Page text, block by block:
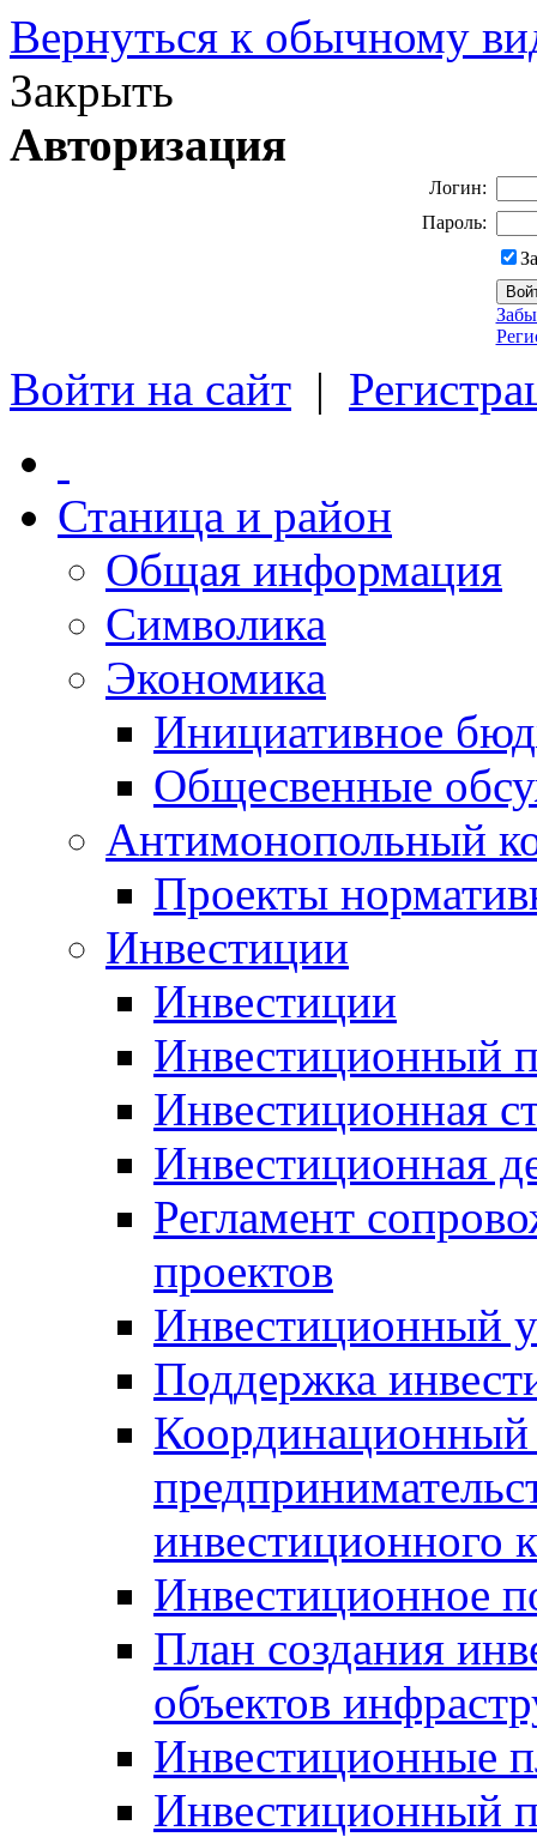
Вернуться к обычному
Закрыть
Авторизация
Логин:
Пароль:
Войти на сайт |
Станица и район
Общая информация
Символика
Экономика
Инициативное
Общесвенные
Антимонопольный
Проекты
Инвестиции
Инвестиции
Инвестиционный
Инвестиционная
Инвестиционная
Регламент
проектов
Инвестиционный
Поддержка
Координационный
инвестиционного
Инвестиционное
План создания
объектов
Инвестиционные
Инвестиционный